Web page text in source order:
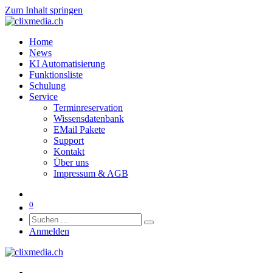
Zum Inhalt springen
Home
News
KI Automatisierung
Funktionsliste
Schulung
Service
Terminreservation
Wissensdatenbank
EMail Pakete
Support
Kontakt
Über uns
Impressum & AGB
0
Anmelden